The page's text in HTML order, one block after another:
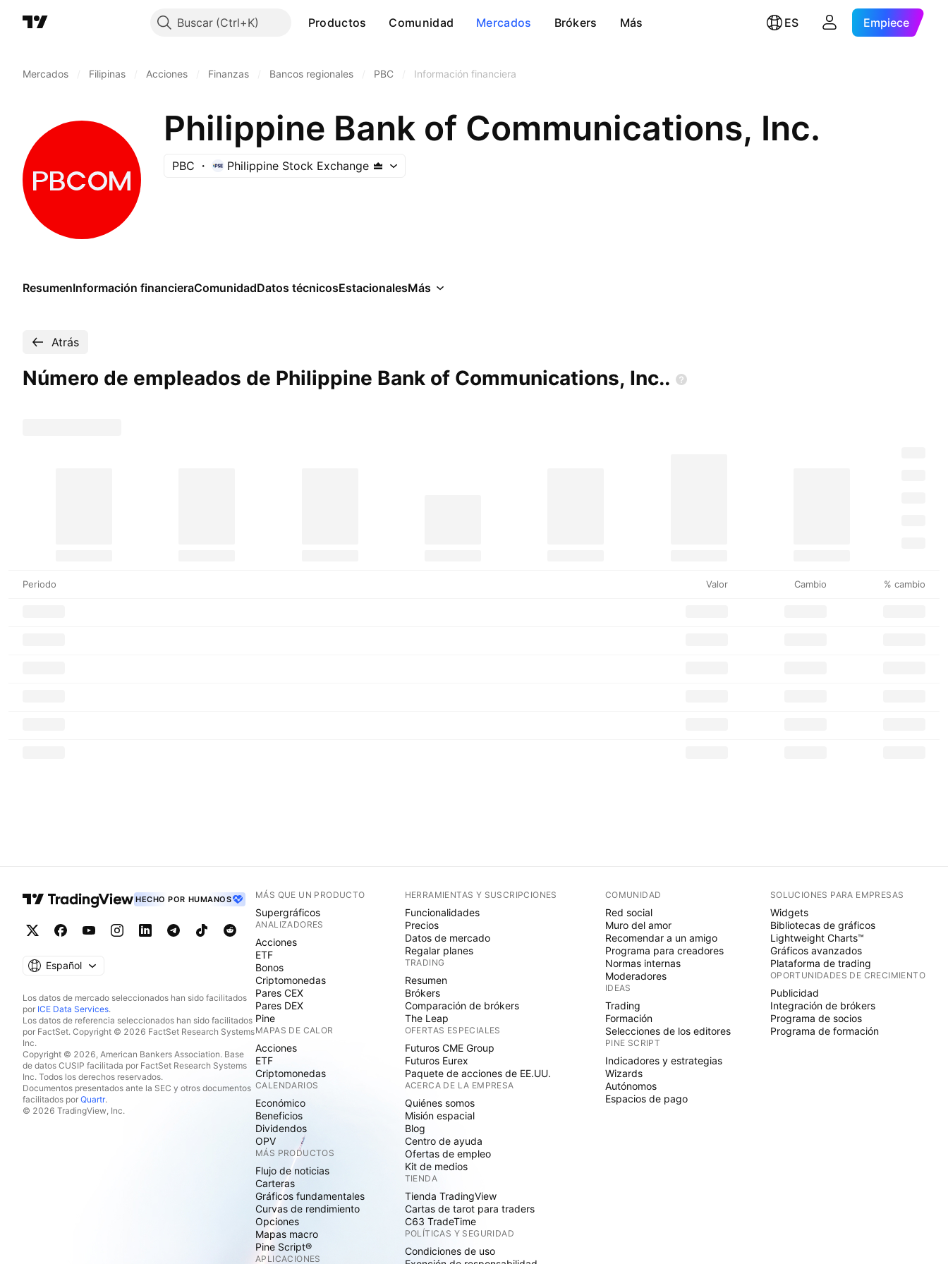
Buscar Productos Comunidad Mercados Brókers Más ES Empiece
Mercados Filipinas Acciones Finanzas Bancos regionales PBC Información financiera
Philippine Bank of Communications, Inc.
PBC Philippine Stock Exchange
ResumenInformación financieraComunidadDatos técnicosEstacionalesMás
Atrás
Número de empleados de Philippine Bank of Communications, Inc..
Periodo Valor Cambio % cambio
HECHO POR HUMANOS
Español
Los datos de mercado seleccionados han sido facilitados
por ICE Data Services.
Los datos de referencia seleccionados han sido facilitados
por FactSet. Copyright © 2026 FactSet Research Systems
Inc.
Copyright © 2026, American Bankers Association. Base
de datos CUSIP facilitada por FactSet Research Systems
Inc. Todos los derechos reservados.
Documentos presentados ante la SEC y otros documentos
facilitados por Quartr.
© 2026 TradingView, Inc.
MÁS QUE UN PRODUCTO
Supergráficos
ANALIZADORES
Acciones
ETF
Bonos
Criptomonedas
Pares CEX
Pares DEX
Pine
MAPAS DE CALOR
Acciones
ETF
Criptomonedas
CALENDARIOS
Económico
Beneficios
Dividendos
OPV
MÁS PRODUCTOS
Flujo de noticias
Carteras
Gráficos fundamentales
Curvas de rendimiento
Opciones
Mapas macro
Pine Script®
APLICACIONES
HERRAMIENTAS Y SUSCRIPCIONES
Funcionalidades
Precios
Datos de mercado
Regalar planes
TRADING
Resumen
Brókers
Comparación de brókers
The Leap
OFERTAS ESPECIALES
Futuros CME Group
Futuros Eurex
Paquete de acciones de EE.UU.
ACERCA DE LA EMPRESA
Quiénes somos
Misión espacial
Blog
Centro de ayuda
Ofertas de empleo
Kit de medios
TIENDA
Tienda TradingView
Cartas de tarot para traders
C63 TradeTime
POLÍTICAS Y SEGURIDAD
Condiciones de uso
COMUNIDAD
Red social
Muro del amor
Recomendar a un amigo
Programa para creadores
Normas internas
Moderadores
IDEAS
Trading
Formación
Selecciones de los editores
PINE SCRIPT
Indicadores y estrategias
Wizards
Autónomos
Espacios de pago
SOLUCIONES PARA EMPRESAS
Widgets
Bibliotecas de gráficos
Lightweight Charts™
Gráficos avanzados
Plataforma de trading
OPORTUNIDADES DE CRECIMIENTO
Publicidad
Integración de brókers
Programa de socios
Programa de formación